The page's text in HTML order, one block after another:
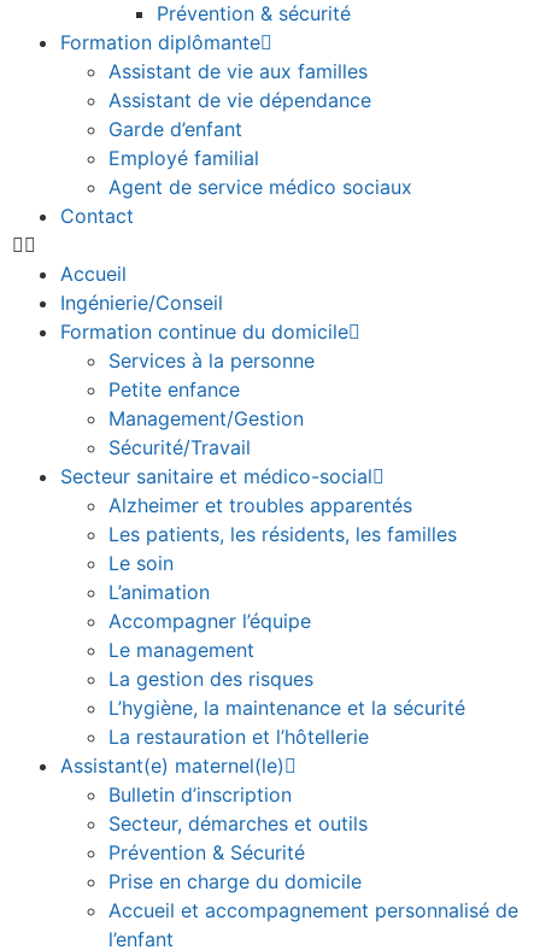
Prévention & sécurité
Formation diplômante
Assistant de vie aux familles
Assistant de vie dépendance
Garde d’enfant
Employé familial
Agent de service médico sociaux
Contact
Accueil
Ingénierie/Conseil
Formation continue du domicile
Services à la personne
Petite enfance
Management/Gestion
Sécurité/Travail
Secteur sanitaire et médico-social
Alzheimer et troubles apparentés
Les patients, les résidents, les familles
Le soin
L’animation
Accompagner l’équipe
Le management
La gestion des risques
L’hygiène, la maintenance et la sécurité
La restauration et l’hôtellerie
Assistant(e) maternel(le)
Bulletin d’inscription
Secteur, démarches et outils
Prévention & Sécurité
Prise en charge du domicile
Accueil et accompagnement personnalisé de
l’enfant